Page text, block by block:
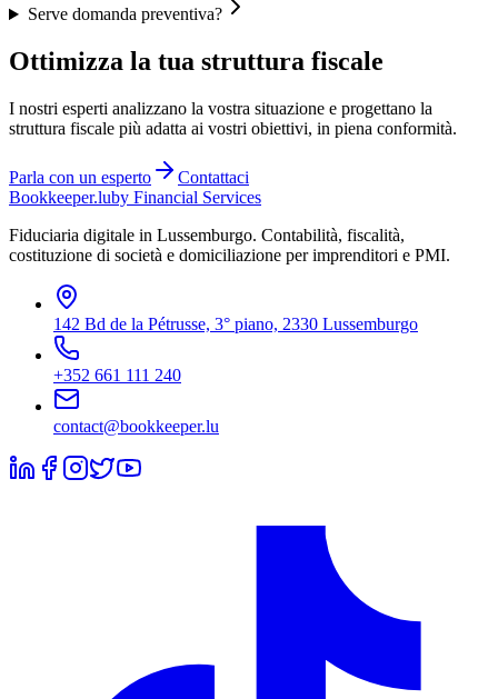
Serve domanda preventiva?
Ottimizza la tua struttura fiscale
I nostri esperti analizzano la vostra situazione e progettano la
struttura fiscale più adatta ai vostri obiettivi, in piena conformità.
Parla con un esperto
Contattaci
Bookkeeper.luby Financial Services
Fiduciaria digitale in Lussemburgo. Contabilità, fiscalità,
costituzione di società e domiciliazione per imprenditori e PMI.
142 Bd de la Pétrusse, 3° piano, 2330 Lussemburgo
+352 661 111 240
contact@bookkeeper.lu